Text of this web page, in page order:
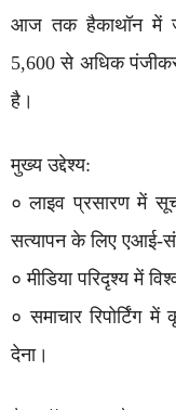
आज तक हैकाथॉन में
5,600 से अधिक
है।
मुख्य उद्देश्य:
० लाइव प्रसारण में
सत्यापन के लिए एआई-
० मीडिया परिदृश्य में
० समाचार रिपोर्टिंग
देना।